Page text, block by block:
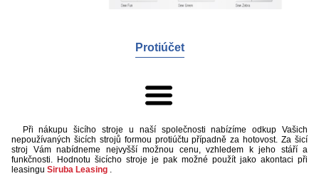
Protiúčet
Při nákupu šicího stroje u naší společnosti nabízíme odkup Vašich
nepoužívaných šicích strojů formou protiúčtu případně za hotovost. Za šicí
stroj Vám nabídneme nejvyšší možnou cenu, vzhledem k jeho stáří a
funkčnosti. Hodnotu šicícho stroje je pak možné použít jako akontaci při
leasingu Siruba Leasing .